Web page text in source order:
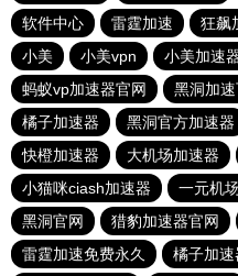
软件中心
雷霆加速 狂飙
小美
小美vpn 小美加速
蚂蚁vp加速器官网
黑洞加
橘子加速器
黑洞官方加速器
快橙加速器
大机场加速器
小猫咪ciash加速器
一元机
黑洞官网
猎豹加速器官网
雷霆加速免费永久
橘子加速